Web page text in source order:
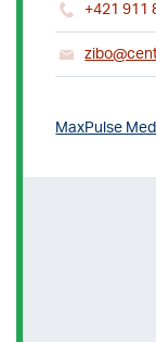
+421 911
MaxPulse